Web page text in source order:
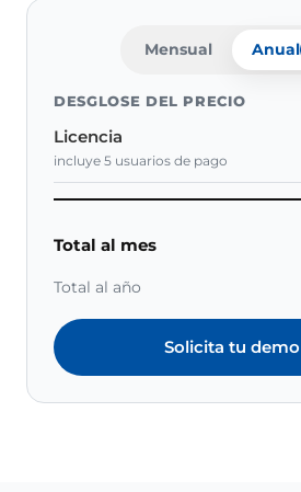
Mensual Anual
DESGLOSE DEL PRECIO
Licencia
incluye 5 usuarios de pago
Total al mes
Total al año
Solicita tu demo